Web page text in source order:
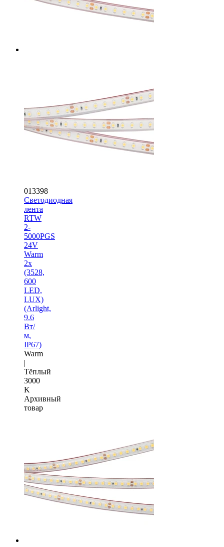
013398
Светодиодная
лента
RTW
2-
5000PGS
24V
Warm
2x
(3528,
600
LED,
LUX)
(Arlight,
9.6
Вт/
м,
IP67)
Warm
|
Тёплый
3000
K
Архивный
товар